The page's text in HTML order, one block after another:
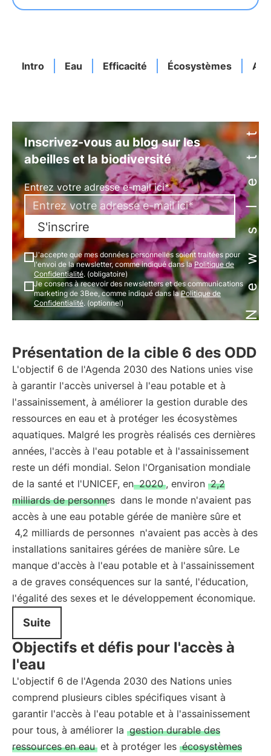
Intro Eau Efficacité Écosystèmes Newsletter
Inscrivez-vous au blog sur les
abeilles et la biodiversité
Entrez votre adresse e-mail ici*
S'inscrire
J'accepte que mes données personnelles soient traitées pour
l'envoi de la newsletter, comme indiqué dans laPolitique de
Confidentialité. (obligatoire)
Je consens à recevoir des newsletters et des communications
marketing de 3Bee, comme indiqué dans laPolitique de
Confidentialité. (optionnel)
Présentation de la cible 6 des ODD
L'objectif 6 de l'Agenda 2030 des Nations unies vise
à garantir l'accès universel à l'eau potable et à
l'assainissement, à améliorer la gestion durable des
ressources en eau et à protéger les écosystèmes
aquatiques. Malgré les progrès réalisés ces dernières
années, l'accès à l'eau potable et à l'assainissement
reste un défi mondial. Selon l'Organisation mondiale
de la santé et l'UNICEF, en 2020 , environ 2,2
milliards de personnes dans le monde n'avaient pas
accès à une eau potable gérée de manière sûre et
4,2 milliards de personnes n'avaient pas accès à des
installations sanitaires gérées de manière sûre. Le
manque d'accès à l'eau potable et à l'assainissement
a de graves conséquences sur la santé, l'éducation,
l'égalité des sexes et le développement économique.
Suite
Objectifs et défis pour l'accès à
l'eau
L'objectif 6 de l'Agenda 2030 des Nations unies
comprend plusieurs cibles spécifiques visant à
garantir l'accès à l'eau potable et à l'assainissement
pour tous, à améliorer la gestion durable des
ressources en eau et à protéger les écosystèmes